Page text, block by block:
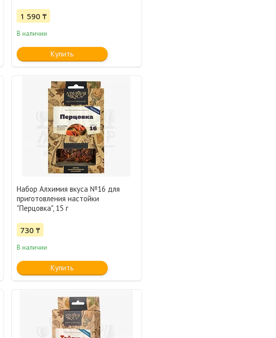
1 590 ₸
В наличии
Купить
Набор Алхимия вкуса №16 для
приготовления настойки
"Перцовка", 15 г
730 ₸
В наличии
Купить